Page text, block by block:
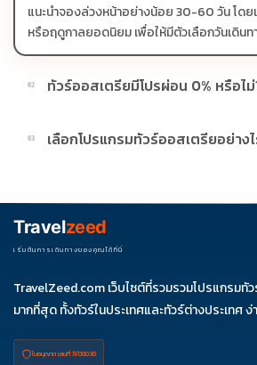
แนะนำจองล่วงหน้าอย่างน้อย 30-60 วัน โดย
หรือฤดูกาลยอดนิยม เพื่อให้มีตัวเลือกวันเดินทา
02 ทัวร์ออสเตรียมีโปรผ่อน 0% หรือไ
บางโปรแกรมมีโปรผ่อน 0% หรือโปรโมชั่นบั
บริษัทกำหนด สามารถดูสัญลักษณ์โปรโมชั่นใน
03 เลือกโปรแกรมทัวร์ออสเตรียอย่าง
ช่วงราคา ไม่ควรเทียบจากราคาต่ำสุดเพียงอย่
Travelzeed
เริ่มต้นการเดินทางของคุณได้ที่นี่
TravelZeed.com เว็บไซต์ที่รวมรวมโปรแกรมทั
มากที่สุด ทั้งทัวร์ในประเทศและทัวร์ต่างประเทศ ง่
ใบอนุญาต เลขที่ 11/08038